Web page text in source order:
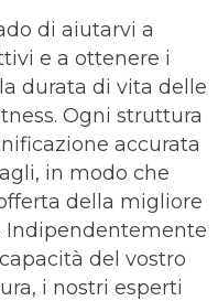
di aiutarvi a
e a ottenere i
durata di vita delle
Ogni struttura
accurata
in modo che
della migliore
Indipendentemente
del vostro
i nostri esperti